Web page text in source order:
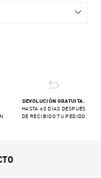
DEVOLUCIÓN GRATUITA.
HASTA 60 DÍAS DESPUÉS
DE RECIBIDO TU PEDIDO